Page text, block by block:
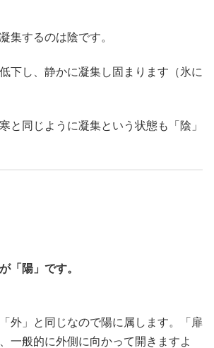
集するのは陰です。
下し、静かに凝集し固まります（氷に
と同じように凝集という状態も「陰」
「陽」です。
外」と同じなので陽に属します。「扉
一般的に外側に向かって開きますよ